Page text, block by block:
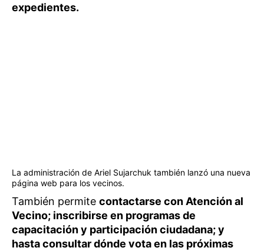
expedientes.
La administración de Ariel Sujarchuk también lanzó una nueva
página web para los vecinos.
También permite contactarse con Atención al
Vecino; inscribirse en programas de
capacitación y participación ciudadana; y
hasta consultar dónde vota en las próximas